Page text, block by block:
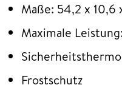
Maße: 54,2 x
Maximale
Frostschutz